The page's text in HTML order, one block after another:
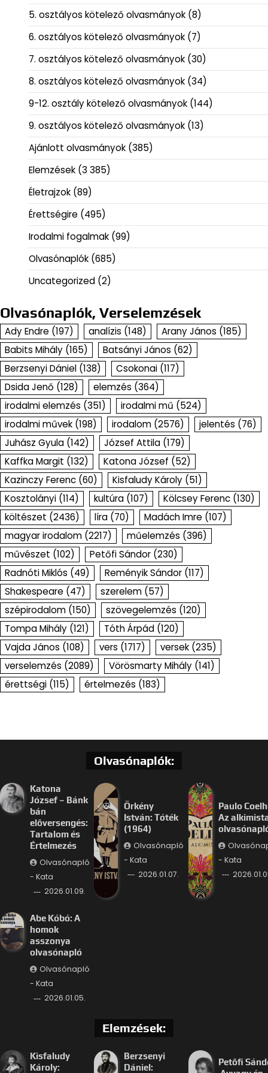
5. osztályos kötelező olvasmányok (8)
6. osztályos kötelező olvasmányok (7)
7. osztályos kötelező olvasmányok (30)
8. osztályos kötelező olvasmányok (34)
9-12. osztály kötelező olvasmányok (144)
9. osztályos kötelező olvasmányok (13)
Ajánlott olvasmányok (385)
Elemzések (3 385)
Életrajzok (89)
Érettségire (495)
Irodalmi fogalmak (99)
Olvasónaplók (685)
Uncategorized (2)
Olvasónaplók, Verselemzések
Ady Endre (197) analízis (148) Arany János (185)
Babits Mihály (165) Batsányi János (62)
Berzsenyi Dániel (138) Csokonai (117)
Dsida Jenő (128) elemzés (364)
irodalmi elemzés (351) irodalmi mű (524)
irodalmi művek (198) irodalom (2576) jelentés (76)
Juhász Gyula (142) József Attila (179)
Kaffka Margit (132) Katona József (52)
Kazinczy Ferenc (60) Kisfaludy Károly (51)
Kosztolányi (114) kultúra (107) Kölcsey Ferenc (130)
költészet (2436) líra (70) Madách Imre (107)
magyar irodalom (2217) műelemzés (396)
művészet (102) Petőfi Sándor (230)
Radnóti Miklós (49) Reményik Sándor (117)
Shakespeare (47) szerelem (57)
szépirodalom (150) szövegelemzés (120)
Tompa Mihály (121) Tóth Árpád (120)
Vajda János (108) vers (1717) versek (235)
verselemzés (2089) Vörösmarty Mihály (141)
érettségi (115) értelmezés (183)
Olvasónaplók:
Katona
József – Bánk
bán
előversengés:
Tartalom és
Értelmezés
Olvasónapló
- Kata
2026.01.09.
Örkény
István: Tóték
(1964)
Olvasónapló
- Kata
2026.01.07.
Paulo
Az
- Kata
Abe Kóbó: A
homok
asszonya
olvasónapló
Olvasónapló
- Kata
2026.01.05.
Elemzések:
Kisfaludy
Károly:
Berzsenyi
Dániel:
Petőfi